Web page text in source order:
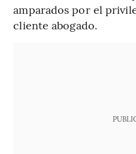
amparados por el
cliente abogado.